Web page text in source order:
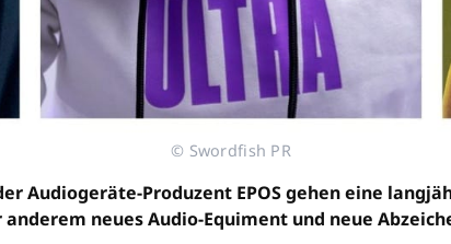
© Swordfish PR
Audiogeräte-Produzent EPOS gehen eine
neues Audio-Equiment und neue